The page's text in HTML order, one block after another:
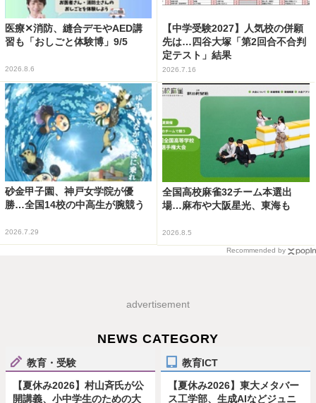
医療✕消防、縫合デモやAED講
習も「おしごと体験博」9/5
2026.8.6
【中学受験2027】人気校の併願
先は…四谷大塚「第2回合不合判
定テスト」結果
2026.7.16
砂金甲子園、神戸女学院が優
勝…全国14校の中高生が腕競う
2026.7.29
全国高校麻雀32チーム本選出
場…麻布や大阪星光、東海も
2026.8.5
Recommended by
advertisement
NEWS CATEGORY
教育・受験
【夏休み2026】村山斉氏が公
開講義、小中学生のための大
教育ICT
【夏休み2026】東大メタバー
ス工学部、生成AIなどジュニ